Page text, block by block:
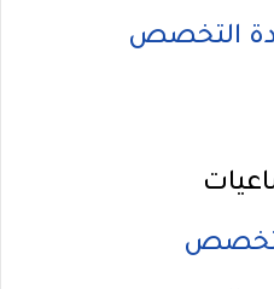
التخصص